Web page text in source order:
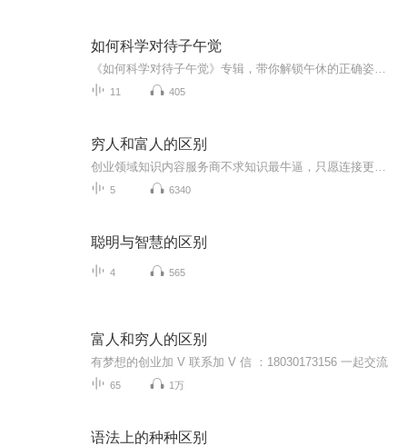
如何科学对待子午觉
11 405
穷人和富人的区别
5 6340
聪明与智慧的区别
4 565
富人和穷人的区别
有梦想的创业加 V 联系加 V 信 ：18030173156 一起交流
65 1万
语法上的种种区别